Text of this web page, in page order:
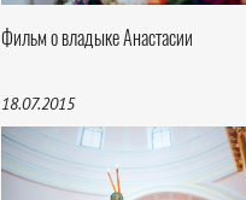
Фильм о владыке Анастасии
18.07.2015